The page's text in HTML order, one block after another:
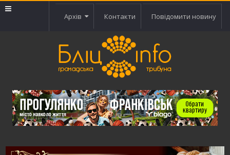
Архів Контакти Повідомити новину